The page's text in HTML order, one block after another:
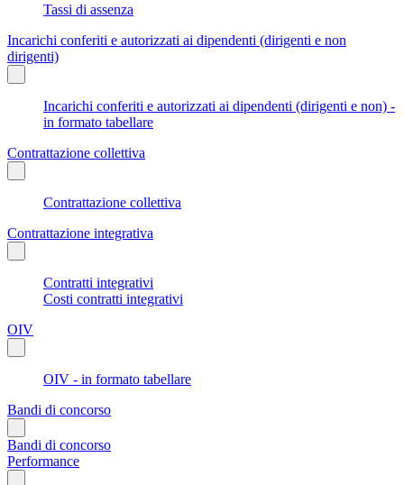
Tassi di assenza
Incarichi conferiti e autorizzati ai dipendenti (dirigenti e non
dirigenti)
Incarichi conferiti e autorizzati ai dipendenti (dirigenti e non) -
in formato tabellare
Contrattazione collettiva
Contrattazione collettiva
Contrattazione integrativa
Contratti integrativi
Costi contratti integrativi
OIV
OIV - in formato tabellare
Bandi di concorso
Bandi di concorso
Performance